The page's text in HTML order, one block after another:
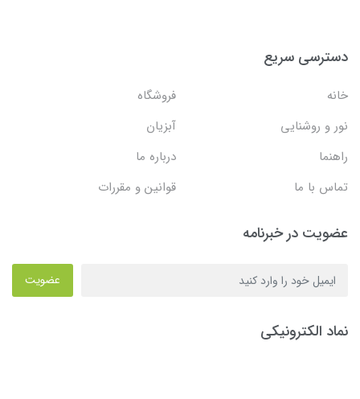
دسترسی سریع
خانه
فروشگاه
نور و روشنایی
آبزیان
راهنما
درباره ما
تماس با ما
قوانین و مقررات
عضویت در خبرنامه
عضویت
نماد الکترونیکی